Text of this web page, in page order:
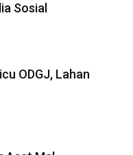
Sosial
ODGJ, Lahan